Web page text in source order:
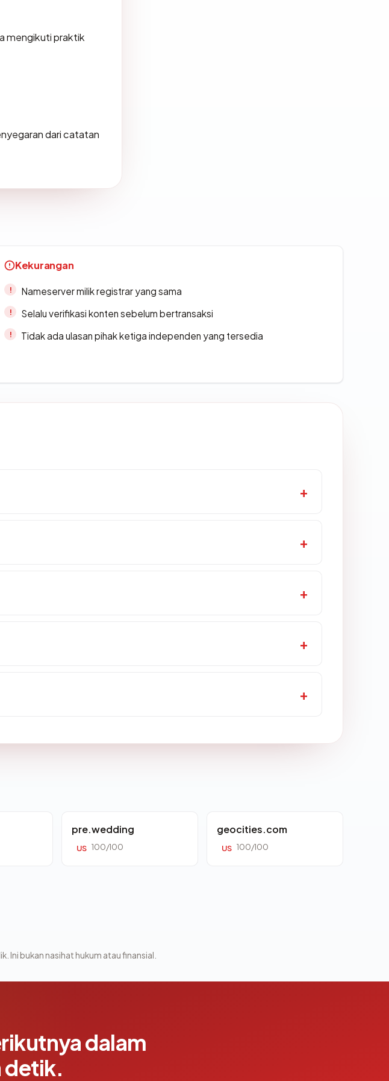
mengikuti praktik
dari catatan
Kekurangan
Nameserver milik registrar yang sama
Selalu verifikasi konten sebelum bertransaksi
Tidak ada ulasan pihak ketiga independen yang tersedia
pre.wedding
US 100/100
geocities.com
US 100/100
Ini bukan nasihat hukum atau finansial.
dalam
detik.